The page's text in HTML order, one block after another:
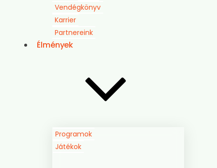
Vendégkönyv
Karrier
Partnereink
Élmények
Programok
Játékok